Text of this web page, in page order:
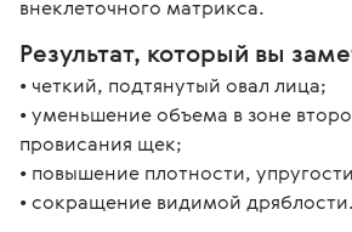
Результат, который вы
• четкий, подтянутый овал лица;
• уменьшение объема в зоне
провисания щек;
• повышение плотности,
• сокращение видимой дряблости.